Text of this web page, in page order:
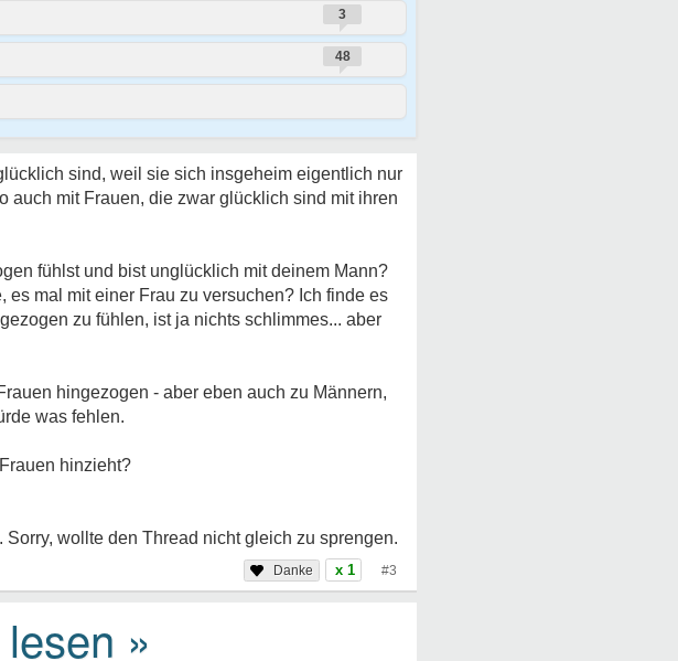
3
48
sind, weil sie sich insgeheim eigentlich nur
auch mit Frauen, die zwar glücklich sind mit ihren
fühlst und bist unglücklich mit deinem Mann?
mal mit einer Frau zu versuchen? Ich finde es
zu fühlen, ist ja nichts schlimmes... aber
hingezogen - aber eben auch zu Männern,
was fehlen.
hinzieht?
wollte den Thread nicht gleich zu sprengen.
x 1 #3